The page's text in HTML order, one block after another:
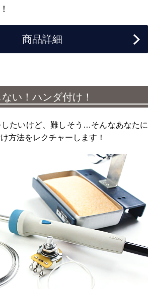
商品詳細
い！ハンダ付け！
たいけど、難しそう…そんなあなたに
方法をレクチャーします！